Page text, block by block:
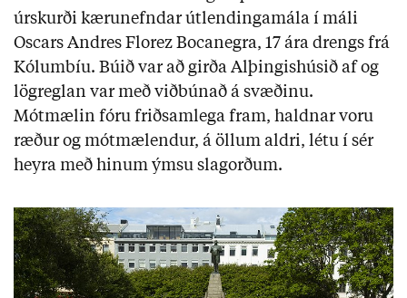
úrskurði kærunefndar útlendingamála í máli
Oscars Andres Florez Bocanegra, 17 ára drengs frá
Kólumbíu. Búið var að girða Alþingishúsið af og
lögreglan var með viðbúnað á svæðinu.
Mótmælin fóru friðsamlega fram, haldnar voru
ræður og mótmælendur, á öllum aldri, létu í sér
heyra með hinum ýmsu slagorðum.